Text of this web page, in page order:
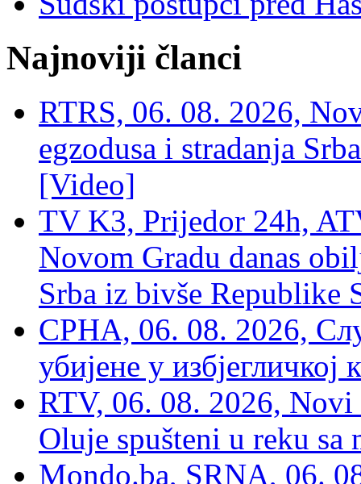
Najnoviji članci
RTRS, 06. 08. 2026,
egzodusa i stradanja
[Video]
TV K3, Prijedor 24h,
Novom Gradu danas
Srba iz bivše Republike
СРНА, 06. 08. 2026,
убијене у избјегличкој
RTV, 06. 08. 2026, Novi
Oluje spušteni u reku sa
Mondo.ba, SRNA, 06.